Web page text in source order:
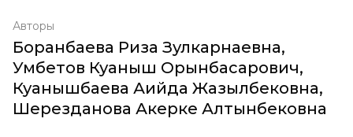
Авторы
Боранбаева Риза Зулкарнаевна,
Умбетов Куаныш Орынбасарович,
Куанышбаева Аийда Жазылбековна,
Шерезданова Акерке Алтынбековна